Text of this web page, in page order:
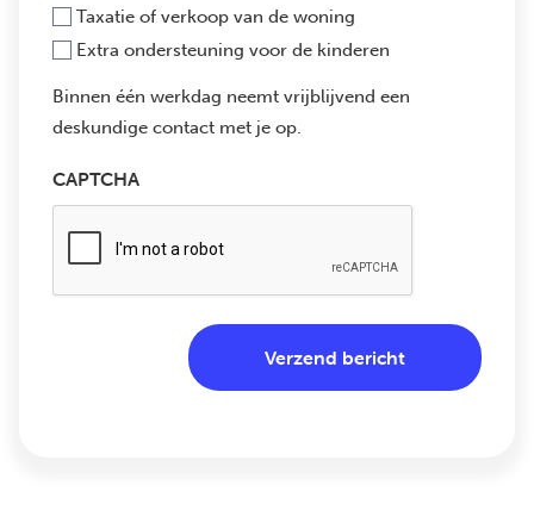
Taxatie of verkoop van de woning
Extra ondersteuning voor de kinderen
Binnen één werkdag neemt vrijblijvend een
deskundige contact met je op.
CAPTCHA